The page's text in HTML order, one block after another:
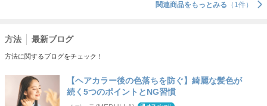
関連商品をもっとみる （1件）
方法 最新ブログ
方法に関するブログをチェック！
【ヘアカラー後の色落ちを防ぐ】綺麗な髪色が
続く5つのポイントとNG習慣